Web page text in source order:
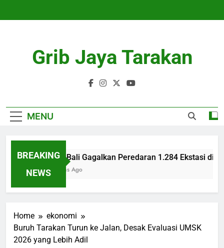
Grib Jaya Tarakan
MENU
BREAKING
NEWS
Polda Bali Gagalkan Peredaran 1.284 Ekstasi di
4 Months Ago
Home
ekonomi
Buruh Tarakan Turun ke Jalan, Desak Evaluasi UMSK
2026 yang Lebih Adil